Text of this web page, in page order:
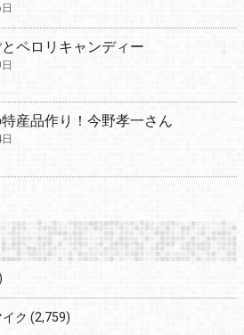
ペロリキャンディー
産品作り！今野孝一さん
ク (2,759)